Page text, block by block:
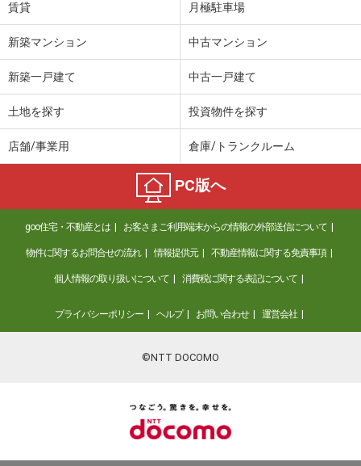
賃貸 月極駐車場
新築マンション 中古マンション
新築一戸建て 中古一戸建て
土地を探す 投資物件を探す
店舗/事業用 倉庫/トランクルーム
PC版へ
goo住宅・不動産とは お客さまご利用端末からの情報の外部送信について
物件に関するお問合せの流れ 情報提供元 不動産情報に関する免責事項
個人情報の取り扱いについて 消費税に関する表記について
プライバシーポリシー ヘルプ お問い合わせ 運営会社
©NTT DOCOMO